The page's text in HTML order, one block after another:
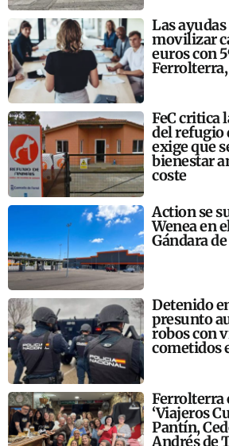
Las
movilizar
euros con
FeC critica
del refugio
exige que
bienestar
coste
Action se
Wenea en
Gándara
Detenido
presunto
robos con
cometidos
Ferrolterra
‘Viajeros
Pantín,
Andrés de